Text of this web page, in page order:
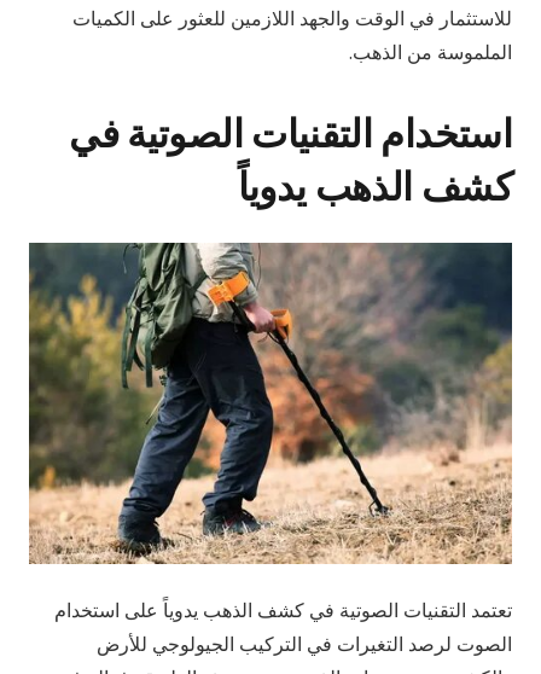
للاستثمار في الوقت والجهد اللازمين للعثور على الكميات
الملموسة من الذهب.
استخدام التقنيات الصوتية في
كشف الذهب يدوياً
تعتمد التقنيات الصوتية في كشف الذهب يدوياً على استخدام
الصوت لرصد التغيرات في التركيب الجيولوجي للأرض